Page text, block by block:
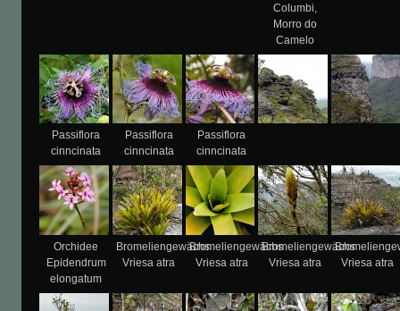
Columbi,
Morro do
Camelo
Passiflora
cinncinata
Passiflora
cinncinata
Passiflora
cinncinata
Orchidee
Epidendrum
elongatum
Bromeliengewächs
Vriesa atra
Bromeliengewächs
Vriesa atra
Bromeliengewächs
Vriesa atra
Vriesa atra